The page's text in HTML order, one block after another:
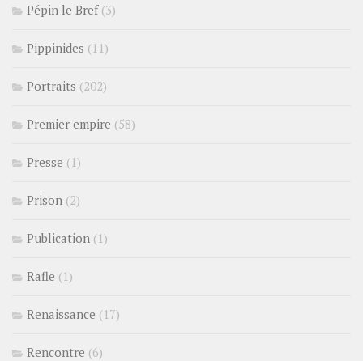
Pépin le Bref(3)
Pippinides (11)
Portraits (202)
Premier empire (58)
Presse (1)
Prison (2)
Publication (1)
Rafle (1)
Renaissance (17)
Rencontre (6)